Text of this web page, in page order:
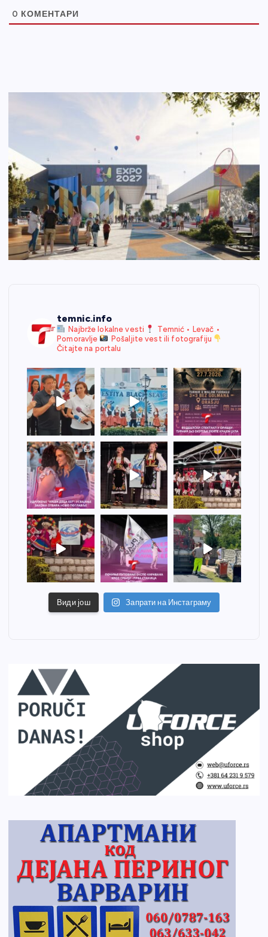
0 КОМЕНТАРИ
temnic.info
Najbrže lokalne vesti
Temnić • Levač •
Pomoravlje
Pošaljite vest ili fotografiju
Čitajte na portalu
Види још Запрати на Инстаграму